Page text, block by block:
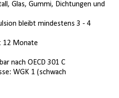
Glas, Gummi, Dichtungen und
bleibt mindestens 3 - 4
12 Monate
nach OECD 301 C
WGK 1 (schwach